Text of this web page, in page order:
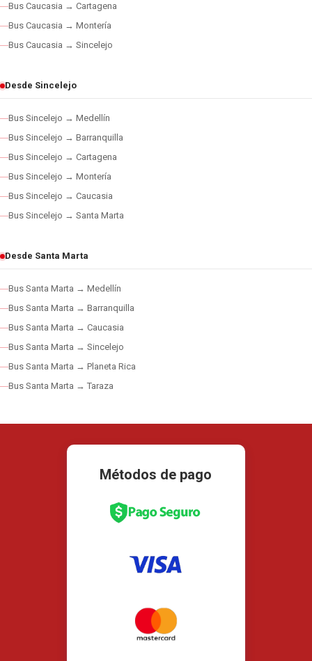
Bus Caucasia → Cartagena
Bus Caucasia → Montería
Bus Caucasia → Sincelejo
Desde Sincelejo
Bus Sincelejo → Medellín
Bus Sincelejo → Barranquilla
Bus Sincelejo → Cartagena
Bus Sincelejo → Montería
Bus Sincelejo → Caucasia
Bus Sincelejo → Santa Marta
Desde Santa Marta
Bus Santa Marta → Medellín
Bus Santa Marta → Barranquilla
Bus Santa Marta → Caucasia
Bus Santa Marta → Sincelejo
Bus Santa Marta → Planeta Rica
Bus Santa Marta → Taraza
Métodos de pago